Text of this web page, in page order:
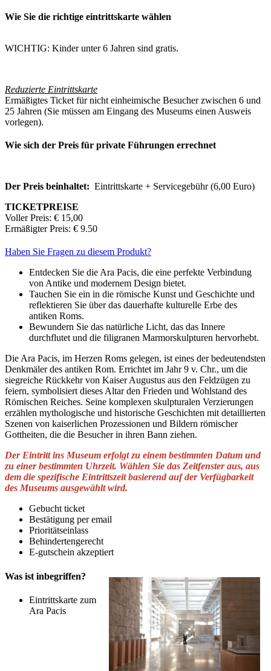
Wie Sie die richtige eintrittskarte wählen
WICHTIG: Kinder unter 6 Jahren sind gratis.
Reduzierte Eintrittskarte
Ermäßigtes Ticket für nicht einheimische Besucher zwischen 6 und
25 Jahren (Sie müssen am Eingang des Museums einen Ausweis
vorlegen).
Wie sich der Preis für private Führungen errechnet
Der Preis beinhaltet: Eintrittskarte + Servicegebühr (6,00 Euro)
TICKETPREISE
Voller Preis: € 15,00
Ermäßigter Preis: € 9.50
Haben Sie Fragen zu diesem Produkt?
Entdecken Sie die Ara Pacis, die eine perfekte Verbindung
von Antike und modernem Design bietet.
Tauchen Sie ein in die römische Kunst und Geschichte und
reflektieren Sie über das dauerhafte kulturelle Erbe des
antiken Roms.
Bewundern Sie das natürliche Licht, das das Innere
durchflutet und die filigranen Marmorskulpturen hervorhebt.
Die Ara Pacis, im Herzen Roms gelegen, ist eines der bedeutendsten
Denkmäler des antiken Rom. Errichtet im Jahr 9 v. Chr., um die
siegreiche Rückkehr von Kaiser Augustus aus den Feldzügen zu
feiern, symbolisiert dieses Altar den Frieden und Wohlstand des
Römischen Reiches. Seine komplexen skulpturalen Verzierungen
erzählen mythologische und historische Geschichten mit detaillierten
Szenen von kaiserlichen Prozessionen und Bildern römischer
Gottheiten, die die Besucher in ihren Bann ziehen.
Der Eintritt ins Museum erfolgt zu einem bestimmten Datum und
zu einer bestimmten Uhrzeit. Wählen Sie das Zeitfenster aus, aus
dem die spezifische Eintrittszeit basierend auf der Verfügbarkeit
des Museums ausgewählt wird.
Gebucht ticket
Bestätigung per email
Prioritätseinlass
Behindertengerecht
E-gutschein akzeptiert
Was ist inbegriffen?
Eintrittskarte zum
Ara Pacis